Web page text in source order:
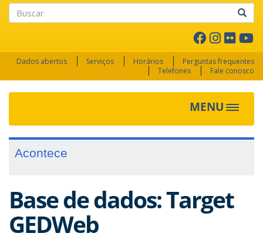
Dados abertos Serviços Horários
Perguntas frequentes
Telefones
Fale conosco
MENU Toggle
Acontece
Base de dados: Target
GEDWeb